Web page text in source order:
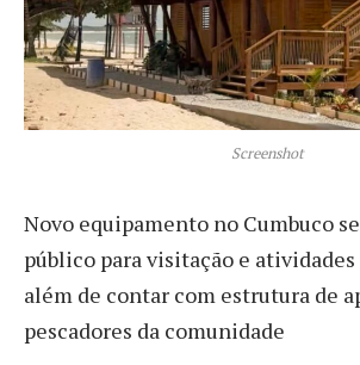
Screenshot
Novo equipamento no Cumbuco
público para visitação e
além de contar com estrutura de
pescadores da comunidade